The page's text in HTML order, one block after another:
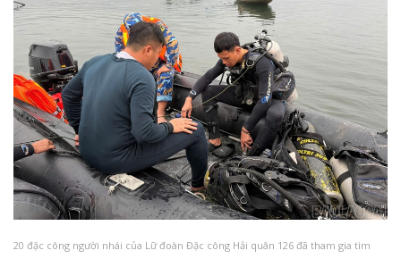
20 đặc công người nhái của Lữ đoàn Đặc công Hải quân 126 đã tham gia tìm